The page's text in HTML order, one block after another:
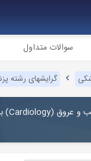
سوالات متداول
گرایشهای رشته
و عروق (Cardiology